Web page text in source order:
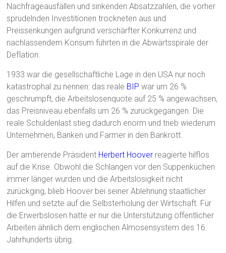
Nachfrageausfällen und sinkenden Absatzzahlen, die vorher
sprudelnden Investitionen trockneten aus und
Preissenkungen aufgrund verschärfter Konkurrenz und
nachlassendem Konsum führten in die Abwärtsspirale der
Deflation.
1933 war die gesellschaftliche Lage in den USA nur noch
katastrophal zu nennen: das reale BIP war um 26 %
geschrumpft, die Arbeitslosenquote auf 25 % angewachsen,
das Preisniveau ebenfalls um 26 % zurückgegangen. Die
reale Schuldenlast stieg dadurch enorm und trieb wiederum
Unternehmen, Banken und Farmer in den Bankrott.
Der amtierende Präsident Herbert Hoover reagierte hilflos
auf die Krise. Obwohl die Schlangen vor den Suppenküchen
immer länger wurden und die Arbeitslosigkeit nicht
zurückging, blieb Hoover bei seiner Ablehnung staatlicher
Hilfen und setzte auf die Selbsterholung der Wirtschaft. Für
die Erwerbslosen hatte er nur die Unterstützung öffentlicher
Arbeiten ähnlich dem englischen Almosensystem des 16.
Jahrhunderts übrig.